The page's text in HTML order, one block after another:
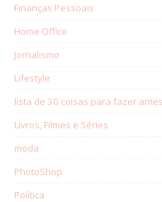
Finanças Pessoais
Home Office
Jornalismo
Lifestyle
lista de 30 coisas para fazer
Livros, Filmes e Séries
moda
PhotoShop
Política